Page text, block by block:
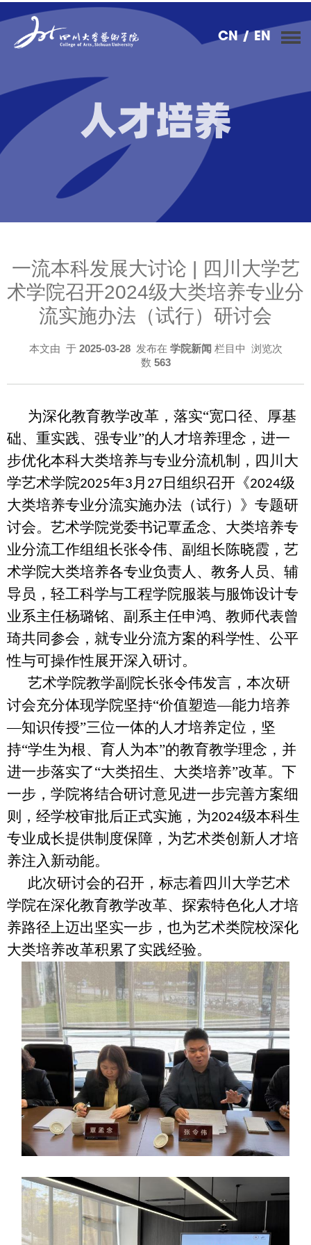
/ EN
CN
人才培养
一流本科发展大讨论 | 四川大学艺
术学院召开2024级大类培养专业分
流实施办法（试行）研讨会
本文由 于 2025-03-28发布在 学院新闻 栏目中 浏览次
数 563
为深化教育教学改革，落实“宽口径、厚基
础、重实践、强专业”的人才培养理念，进一
步优化本科大类培养与专业分流机制，四川大
学艺术学院2025年3月 27 日组织召开《2024级
大类培养专业分流实施办法（试行）》专题研
讨会。艺术学院党委书记覃孟念、大类培养专
业分流工作组组长张令伟、副组长陈晓霞，艺
术学院大类培养各专业负责人、教务人员、辅
导员，轻工科学与工程学院服装与服饰设计专
业系主任杨璐铭、副系主任申鸿、教师代表曾
琦共同参会，就专业分流方案的科学性、公平
性与可操作性展开深入研讨。
艺术学院教学副院长张令伟发言，本次研
讨会充分体现学院坚持“价值塑造—能力培养
—知识传授”三位一体的人才培养定位，坚
持“学生为根、育人为本”的教育教学理念，并
进一步落实了“大类招生、大类培养”改革。下
一步，学院将结合研讨意见进一步完善方案细
则，经学校审批后正式实施，为2024级本科生
专业成长提供制度保障，为艺术类创新人才培
养注入新动能。
此次研讨会的召开，标志着四川大学艺术
学院在深化教育教学改革、探索特色化人才培
养路径上迈出坚实一步，也为艺术类院校深化
大类培养改革积累了实践经验。